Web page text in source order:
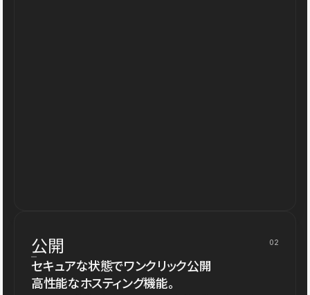
公開 02
セキュアな状態でワンクリック公開
高性能なホスティング機能。